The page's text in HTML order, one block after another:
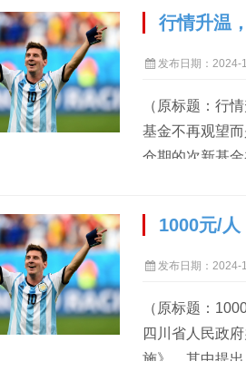
级暴涨行情，
幅超20%；创
行情升温
发布日期：2024-
（原标题：行
基金不再观望
仓期的次新基
布提前结募以
市场信心有望
1000元/人
发布日期：2024-
（原标题：
四川省人民政
施》。其中提